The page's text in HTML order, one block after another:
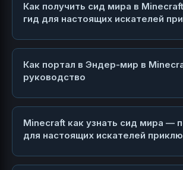
Как получить сид мира в
гид для настоящих искателей
Как портал в Эндер-мир в
руководство
Minecraft как узнать сид мира —
для настоящих искателей